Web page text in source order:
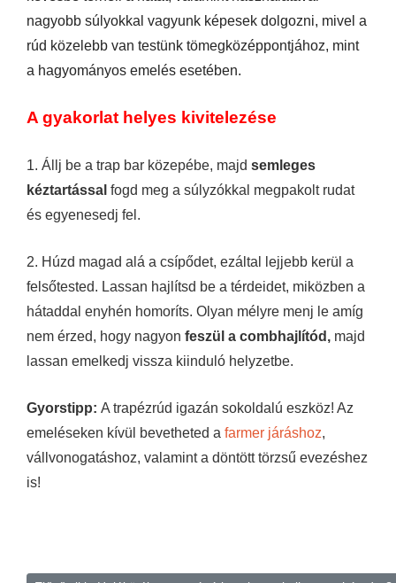
nagyobb súlyokkal vagyunk képesek dolgozni, mivel a
rúd közelebb van testünk tömegközéppontjához, mint
a hagyományos emelés esetében.
A gyakorlat helyes kivitelezése
1. Állj be a trap bar közepébe, majd semleges
kéztartással fogd meg a súlyzókkal megpakolt rudat
és egyenesedj fel.
2. Húzd magad alá a csípődet, ezáltal lejjebb kerül a
felsőtested. Lassan hajlítsd be a térdeidet, miközben a
hátaddal enyhén homoríts. Olyan mélyre menj le amíg
nem érzed, hogy nagyon feszül a combhajlítód, majd
lassan emelkedj vissza kiinduló helyzetbe.
Gyorstipp: A trapézrúd igazán sokoldalú eszköz! Az
emeléseken kívül bevetheted a farmer járáshoz,
vállvonogatáshoz, valamint a döntött törzsű evezéshez
is!